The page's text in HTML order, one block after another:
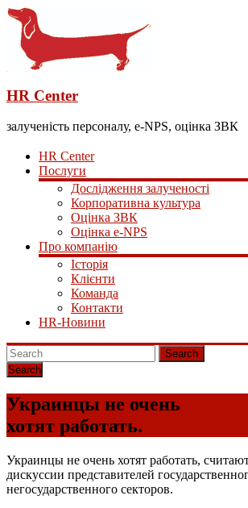
HR Center
залученість персоналу, e-NPS, оцінка ЗВК
HR Center
Послуги
Дослідження залученості
Корпоративна культура
Оцінка ЗВК
Оцінка e-NPS
Про компанію
Історія
Клієнти
Команда
Контакти
HR-Новини
Search
Украинцы не очень
хотят работать.
Украинцы не очень хотят работать,
дискуссии представителей
негосударственного секторов.